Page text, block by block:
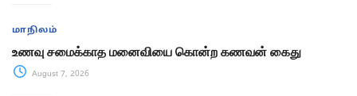
மாநிலம்
உணவு சமைக்காத மனைவியை கொன்ற கணவன் கைது
August 7, 2026